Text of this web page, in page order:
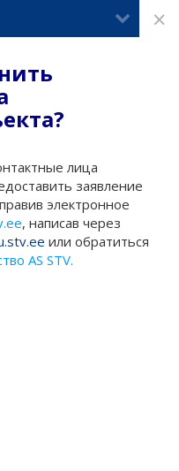
×
лица
заявление
электронное
, написав через
или обратиться
AS STV.